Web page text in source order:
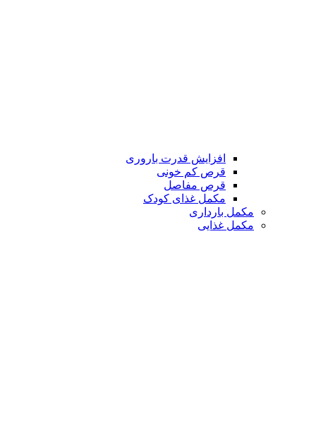
افزایش قدرت باروری
قرص کم خونی
قرص مفاصل
مکمل غذای کودک
مکمل بارداری
مکمل غذایی